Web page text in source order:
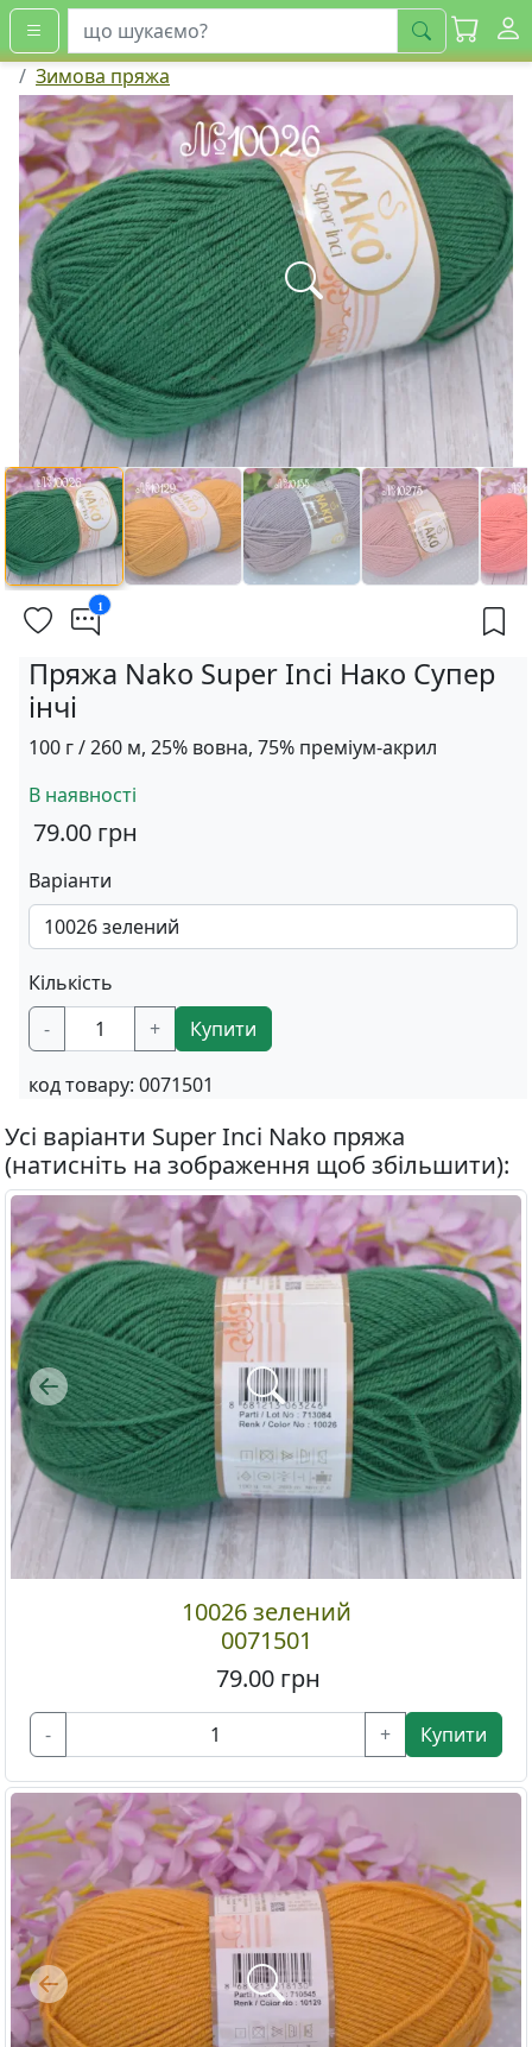
шукати
Зимова пряжа
1
Пряжа Nako Super Inci Нако Супер
інчі
100 г / 260 м, 25% вовна, 75% преміум-акрил
В наявності
79.00 грн
Варіанти
Кількість
-
+ Купити
код товару: 0071501
Усі варіанти Super Inci Nako пряжа
(натисніть на зображення щоб збільшити):
Previous
10026 зелений
0071501
79.00 грн
- + Купити
Previous